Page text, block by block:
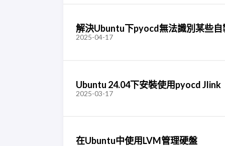
解決Ubuntu下pyocd無法識別某些
2025-04-17
Ubuntu 24.04下安裝使用pyocd Jlink
2025-03-17
在Ubuntu中使用LVM管理硬盤